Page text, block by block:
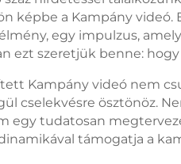
képbe a Kampány
egy impulzus,
ezt szeretjük benne:
Kampány videó nem
cselekvésre ösztönöz.
egy tudatosan
támogatja a